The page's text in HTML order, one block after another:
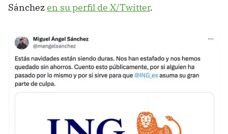
Sánchezen su perfil de X/Twitter.